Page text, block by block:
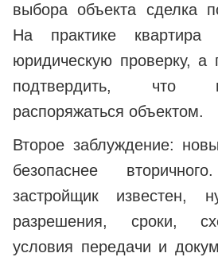
выбора объекта сделка
На практике квартира
юридическую проверку, а
подтвердить, что
распоряжаться объектом.
Второе заблуждение:
безопаснее
застройщик известен,
разрешения, сроки,
условия передачи и